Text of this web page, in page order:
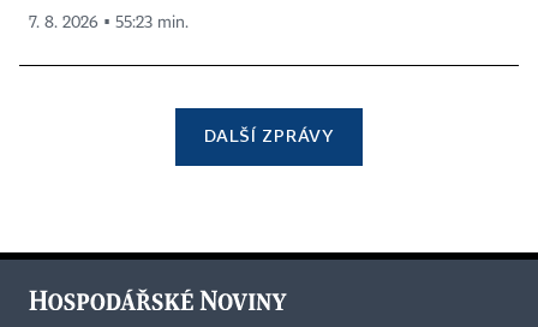
7. 8. 2026 ▪ 55:23 min.
DALŠÍ ZPRÁVY